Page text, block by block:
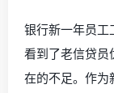
银行新一年员工
看到了老信贷员
在的不足。作为